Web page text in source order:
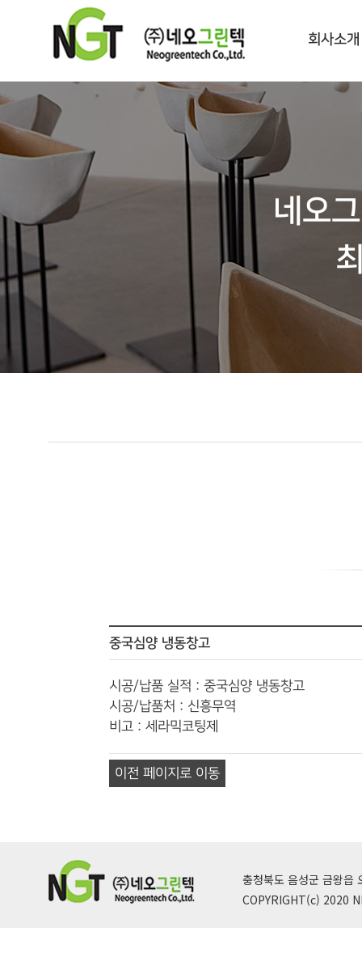
회사소개
네오
중국심양 냉동창고
시공/납품 실적 : 중국심양 냉동창고
시공/납품처 : 신흥무역
비고 : 세라믹코팅제
이전 페이지로 이동
충청북도 음성군 금왕
COPYRIGHT(c) 2020